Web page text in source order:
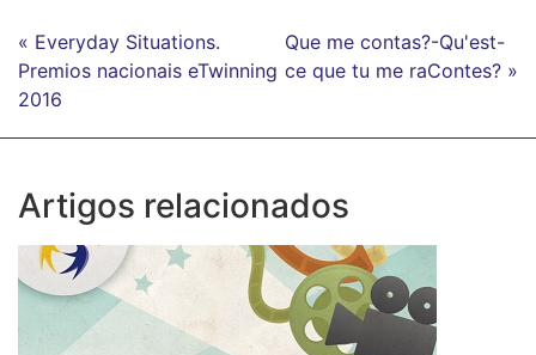
« Everyday Situations.
Premios nacionais eTwinning
2016
Que me contas?-Qu'est-
ce que tu me raContes? »
Artigos relacionados